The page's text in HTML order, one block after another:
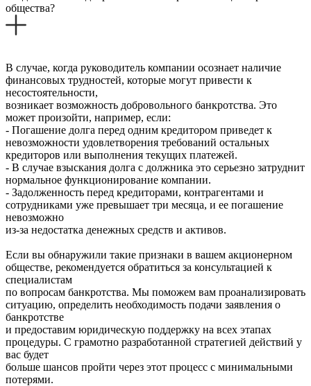
общества?
В случае, когда руководитель компании осознает наличие
финансовых трудностей, которые могут привести к
несостоятельности,
возникает возможность добровольного банкротства. Это
может произойти, например, если:
- Погашение долга перед одним кредитором приведет к
невозможности удовлетворения требований остальных
кредиторов или выполнения текущих платежей.
- В случае взыскания долга с должника это серьезно затруднит
нормальное функционирование компании.
- Задолженность перед кредиторами, контрагентами и
сотрудниками уже превышает три месяца, и ее погашение
невозможно
из-за недостатка денежных средств и активов.
Если вы обнаружили такие признаки в вашем акционерном
обществе, рекомендуется обратиться за консультацией к
специалистам
по вопросам банкротства. Мы поможем вам проанализировать
ситуацию, определить необходимость подачи заявления о
банкротстве
и предоставим юридическую поддержку на всех этапах
процедуры. С грамотно разработанной стратегией действий у
вас будет
больше шансов пройти через этот процесс с минимальными
потерями.